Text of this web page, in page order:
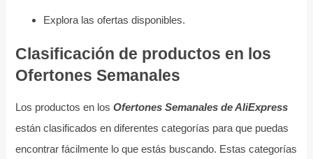
Explora las ofertas disponibles.
Clasificación de productos en los
Ofertones Semanales
Los productos en los Ofertones Semanales de AliExpress
están clasificados en diferentes categorías para que puedas
encontrar fácilmente lo que estás buscando. Estas categorías